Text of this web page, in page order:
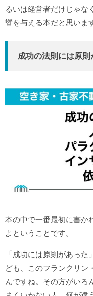
るいは経営者だけじゃな
響を与える本だと思いま
成功の法則には原則
本の中で一番最初に書か
よということです。
「成功には原則があっ
ども、このフランクリン
んですね。その方がいろ